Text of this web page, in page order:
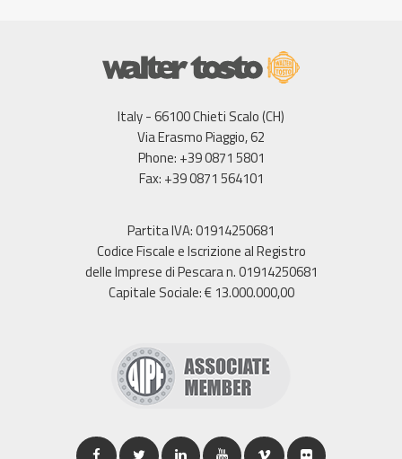
Italy - 66100 Chieti Scalo (CH)
Via Erasmo Piaggio, 62
Phone: +39 0871 5801
Fax: +39 0871 564101
Partita IVA: 01914250681
Codice Fiscale e Iscrizione al Registro
delle Imprese di Pescara n. 01914250681
Capitale Sociale: € 13.000.000,00